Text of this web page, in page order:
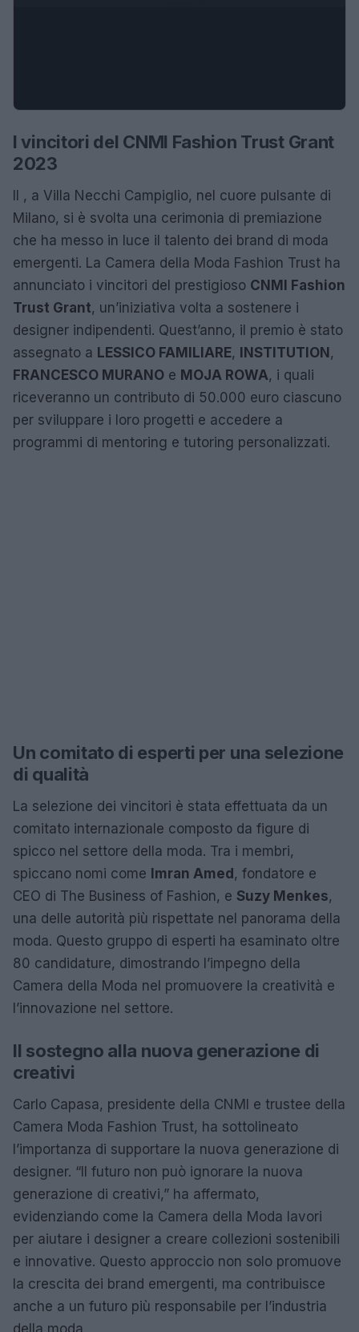
I vincitori del CNMI Fashion Trust Grant
2023
Il , a Villa Necchi Campiglio, nel cuore pulsante di
Milano, si è svolta una cerimonia di premiazione
che ha messo in luce il talento dei brand di moda
emergenti. La Camera della Moda Fashion Trust ha
annunciato i vincitori del prestigioso CNMI Fashion
Trust Grant, un’iniziativa volta a sostenere i
designer indipendenti. Quest’anno, il premio è stato
assegnato a LESSICO FAMILIARE, INSTITUTION,
FRANCESCO MURANO e MOJA ROWA, i quali
riceveranno un contributo di 50.000 euro ciascuno
per sviluppare i loro progetti e accedere a
programmi di mentoring e tutoring personalizzati.
Un comitato di esperti per una selezione
di qualità
La selezione dei vincitori è stata effettuata da un
comitato internazionale composto da figure di
spicco nel settore della moda. Tra i membri,
spiccano nomi come Imran Amed, fondatore e
CEO di The Business of Fashion, e Suzy Menkes,
una delle autorità più rispettate nel panorama della
moda. Questo gruppo di esperti ha esaminato oltre
80 candidature, dimostrando l’impegno della
Camera della Moda nel promuovere la creatività e
l’innovazione nel settore.
Il sostegno alla nuova generazione di
creativi
Carlo Capasa, presidente della CNMI e trustee della
Camera Moda Fashion Trust, ha sottolineato
l’importanza di supportare la nuova generazione di
designer. “Il futuro non può ignorare la nuova
generazione di creativi,” ha affermato,
evidenziando come la Camera della Moda lavori
per aiutare i designer a creare collezioni sostenibili
e innovative. Questo approccio non solo promuove
la crescita dei brand emergenti, ma contribuisce
anche a un futuro più responsabile per l’industria
della moda.